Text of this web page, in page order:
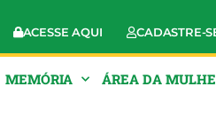
ACESSE AQUI CADASTRE-
MEMÓRIA ÁREA DA